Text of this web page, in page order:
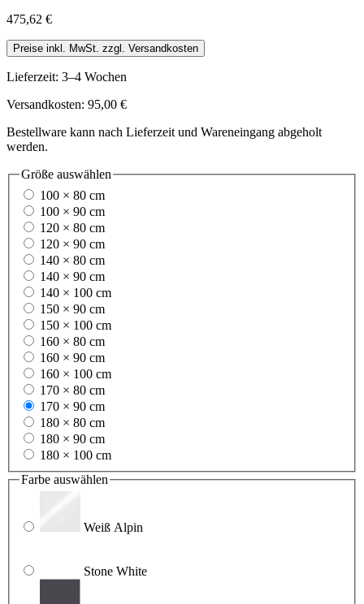
475,62 €
Preise inkl. MwSt. zzgl. Versandkosten
Lieferzeit: 3–4 Wochen
Versandkosten: 95,00 €
Bestellware kann nach Lieferzeit und Wareneingang abgeholt
werden.
Größe auswählen
100 × 80 cm
100 × 90 cm
120 × 80 cm
120 × 90 cm
140 × 80 cm
140 × 90 cm
140 × 100 cm
150 × 90 cm
150 × 100 cm
160 × 80 cm
160 × 90 cm
160 × 100 cm
170 × 80 cm
170 × 90 cm
180 × 80 cm
180 × 90 cm
180 × 100 cm
Farbe auswählen
Weiß Alpin
Stone White